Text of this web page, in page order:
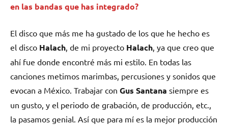
en las bandas que has integrado?
El disco que más me ha gustado de los que he hecho es
el disco Halach , de mi proyecto Halach , ya que creo que
ahí fue donde encontré más mi estilo. En todas las
canciones metimos marimbas, percusiones y sonidos que
evocan a México. Trabajar con Gus Santana siempre es
un gusto, y el periodo de grabación, de producción, etc.,
la pasamos genial. Así que para mí es la mejor producción